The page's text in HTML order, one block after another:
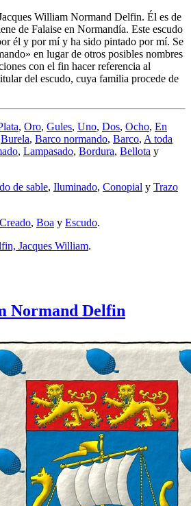
William Normand Delfin. Él es de
de Falaise en Normandía. Este escudo
él y por mí y ha sido pintado por mí. Se
» en lugar de otros posibles nombres
con el fin hacer referencia al
del escudo, cuya familia procede de
, Oro, Gules, Uno, Dos, Ocho, En
Burela, Barco normando, Barco, A toda
, Lampasado, Bordura, Bellota y
de sable, Iluminado, Conopial y Trazo
Creado, Boa y Escudo.
Jacques William.
Normand Delfin